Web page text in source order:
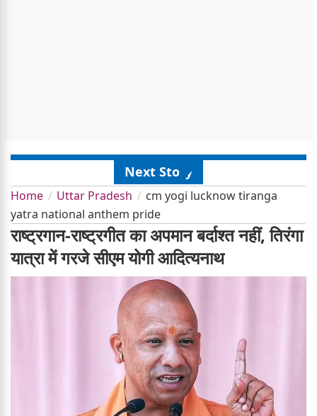
Next Story
Home Uttar Pradesh
cm yogi lucknow tiranga
yatra national anthem pride
राष्ट्रगान-राष्ट्रगीत का अपमान बर्दाश्त नहीं, तिरंगा
यात्रा में गरजे सीएम योगी आदित्यनाथ